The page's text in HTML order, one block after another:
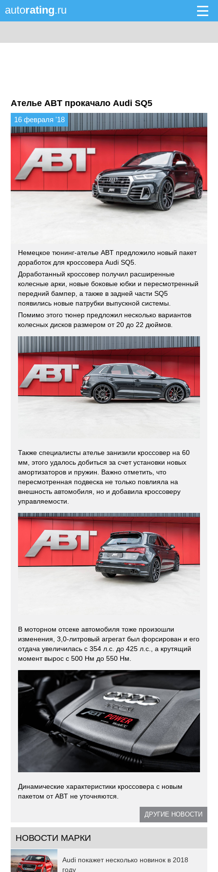
autorating.ru
Ателье ABT прокачало Audi SQ5
16 февраля '18
Немецкое тюнинг-ателье ABT предложило новый пакет
доработок для кроссовера Audi SQ5.
Доработанный кроссовер получил расширенные
колесные арки, новые боковые юбки и пересмотренный
передний бампер, а также в задней части SQ5
появились новые патрубки выпускной системы.
Помимо этого тюнер предложил несколько вариантов
колесных дисков размером от 20 до 22 дюймов.
Также специалисты ателье занизили кроссовер на 60
мм, этого удалось добиться за счет установки новых
амортизаторов и пружин. Важно отметить, что
пересмотренная подвеска не только повлияла на
внешность автомобиля, но и добавила кроссоверу
управляемости.
В моторном отсеке автомобиля тоже произошли
изменения, 3,0-литровый агрегат был форсирован и его
отдача увеличилась с 354 л.с. до 425 л.с., а крутящий
момент вырос с 500 Нм до 550 Нм.
Динамические характеристики кроссовера с новым
пакетом от ABT не уточняются.
ДРУГИЕ НОВОСТИ
НОВОСТИ МАРКИ
Audi покажет несколько новинок в 2018
году